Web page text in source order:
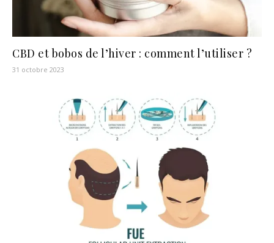
CBD et bobos de l’hiver : comment l’utiliser ?
31 octobre 2023